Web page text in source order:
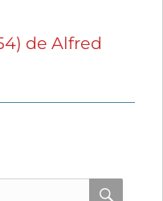
de Alfred